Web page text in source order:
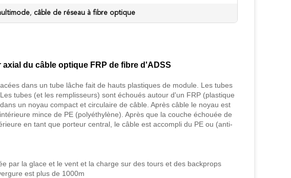
, câble de réseau à fibre optique
du câble optique FRP de fibre d'ADSS
dans un tube lâche fait de hauts plastiques de module. Les tubes
tubes (et les remplisseurs) sont échoués autour d'un FRP (plastique
un noyau compact et circulaire de câble. Après câble le noyau est
mince de PE (polyéthylène). Après que la couche échouée de
en tant que porteur central, le câble est accompli du PE ou (anti-
par la glace et le vent et la charge sur des tours et des backprops
est plus de 1000m